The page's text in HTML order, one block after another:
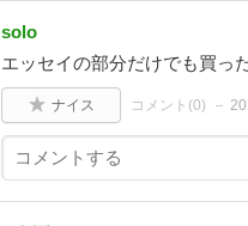
solo
エッセイの部分だけでも買っ
ナイス コメント(0)